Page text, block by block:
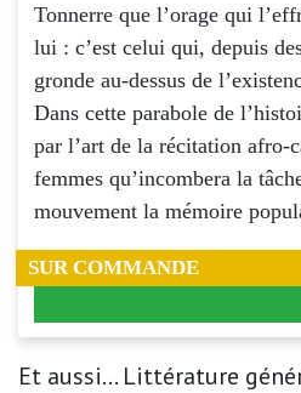
Tonnerre que l’orage qui
lui : c’est celui qui, depuis
gronde au-dessus de
Dans cette parabole de
par l’art de la récitation afro-
femmes qu’incombera la
mouvement la mémoire
SUR COMMANDE
Et aussi... Littérature